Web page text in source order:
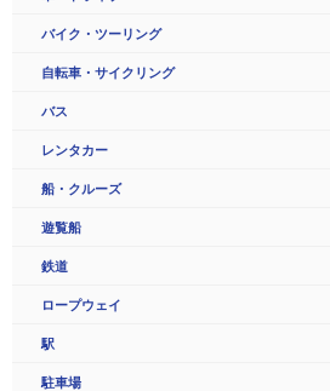
バイク・ツーリング
自転車・サイクリング
バス
レンタカー
船・クルーズ
遊覧船
鉄道
ロープウェイ
駅
駐車場